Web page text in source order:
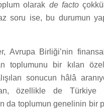
olarak de facto
soru ise, bu durumun
Avrupa Birliği’nin
toplumunu bir kılan
sonucun hâlâ
özellikle de Türkiye
da toplumun genelinin